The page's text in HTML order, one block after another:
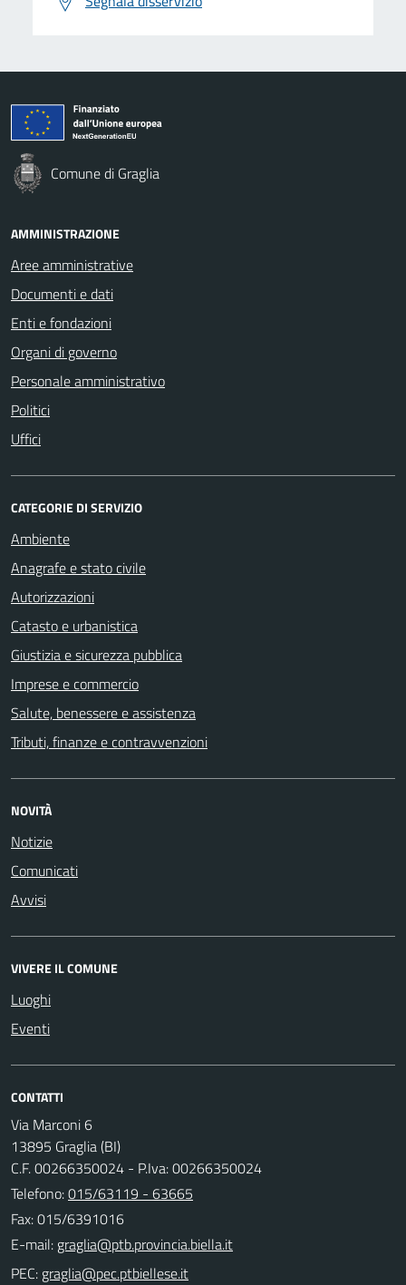
Comune di Graglia
AMMINISTRAZIONE
Aree amministrative
Documenti e dati
Enti e fondazioni
Organi di governo
Personale amministrativo
Politici
Uffici
CATEGORIE DI SERVIZIO
Ambiente
Anagrafe e stato civile
Autorizzazioni
Catasto e urbanistica
Giustizia e sicurezza pubblica
Imprese e commercio
Salute, benessere e assistenza
Tributi, finanze e contravvenzioni
NOVITÀ
Notizie
Comunicati
Avvisi
VIVERE IL COMUNE
Luoghi
Eventi
CONTATTI
Via Marconi 6
13895 Graglia (BI)
C.F. 00266350024 - P.Iva: 00266350024
Telefono:015/63119 - 63665
Fax: 015/6391016
E-mail:
PEC: